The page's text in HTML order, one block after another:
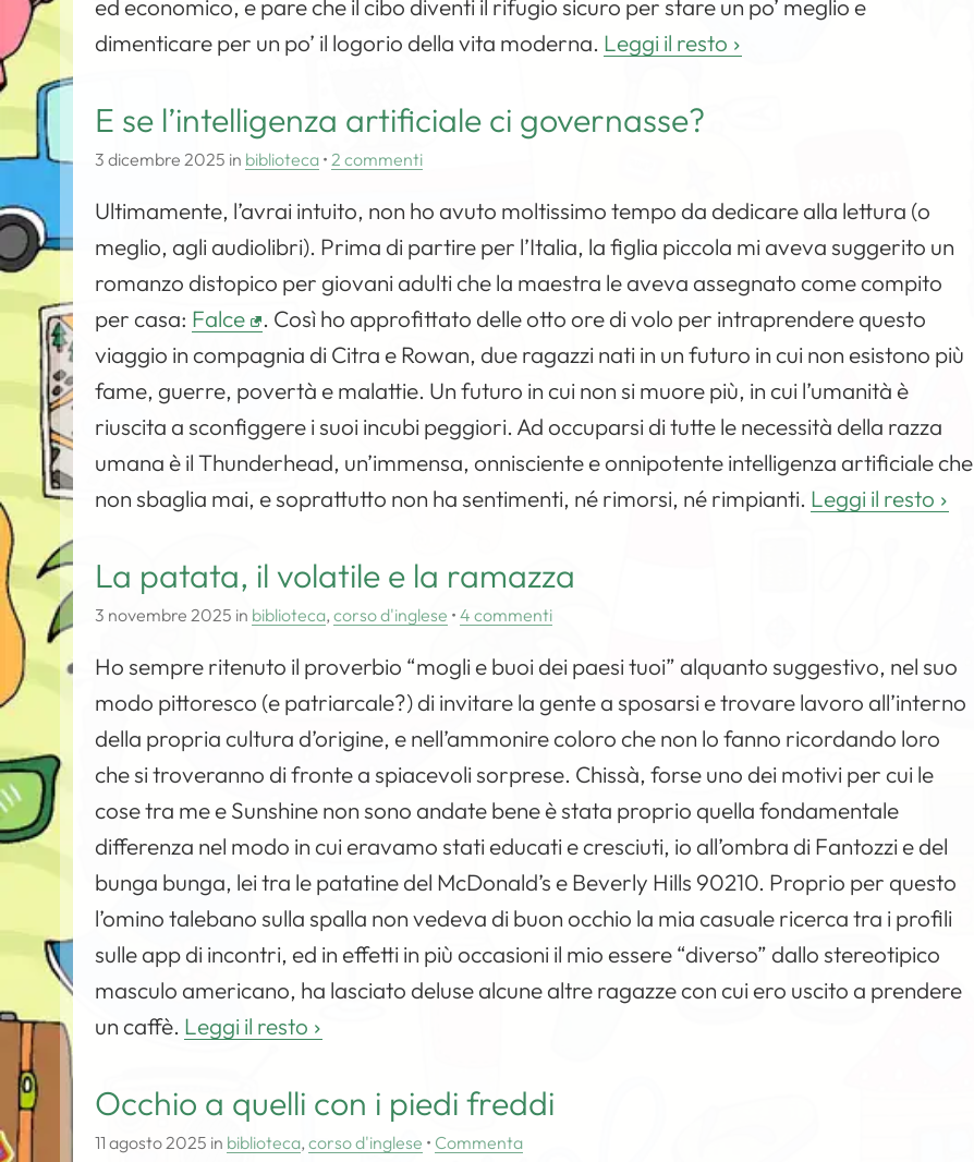
ed economico, e pare che il cibo diventi il rifugio sicuro per stare un po’ meglio e
dimenticare per un po’ il logorio della vita moderna. Leggi il resto
E se l’intelligenza artificiale ci governasse?
3 dicembre 2025 in biblioteca • 2 commenti
Ultimamente, l’avrai intuito, non ho avuto moltissimo tempo da dedicare alla lettura (o
meglio, agli audiolibri). Prima di partire per l’Italia, la figlia piccola mi aveva suggerito un
romanzo distopico per giovani adulti che la maestra le aveva assegnato come compito
per casa: Falce
. Così ho approfittato delle otto ore di volo per intraprendere questo
viaggio in compagnia di Citra e Rowan, due ragazzi nati in un futuro in cui non esistono più
fame, guerre, povertà e malattie. Un futuro in cui non si muore più, in cui l’umanità è
riuscita a sconfiggere i suoi incubi peggiori. Ad occuparsi di tutte le necessità della razza
umana è il Thunderhead, un’immensa, onnisciente e onnipotente intelligenza artificiale che
non sbaglia mai, e soprattutto non ha sentimenti, né rimorsi, né rimpianti. Leggi il resto
La patata, il volatile e la ramazza
3 novembre 2025 in biblioteca,corso d'inglese • 4 commenti
Ho sempre ritenuto il proverbio “mogli e buoi dei paesi tuoi” alquanto suggestivo, nel suo
modo pittoresco (e patriarcale?) di invitare la gente a sposarsi e trovare lavoro all’interno
della propria cultura d’origine, e nell’ammonire coloro che non lo fanno ricordando loro
che si troveranno di fronte a spiacevoli sorprese. Chissà, forse uno dei motivi per cui le
cose tra me e Sunshine non sono andate bene è stata proprio quella fondamentale
differenza nel modo in cui eravamo stati educati e cresciuti, io all’ombra di Fantozzi e del
bunga bunga, lei tra le patatine del McDonald’s e Beverly Hills 90210. Proprio per questo
l’omino talebano sulla spalla non vedeva di buon occhio la mia casuale ricerca tra i profili
sulle app di incontri, ed in effetti in più occasioni il mio essere “diverso” dallo stereotipico
masculo americano, ha lasciato deluse alcune altre ragazze con cui ero uscito a prendere
un caffè. Leggi il resto
Occhio a quelli con i piedi freddi
11 agosto 2025 in biblioteca,corso d'inglese • Commenta